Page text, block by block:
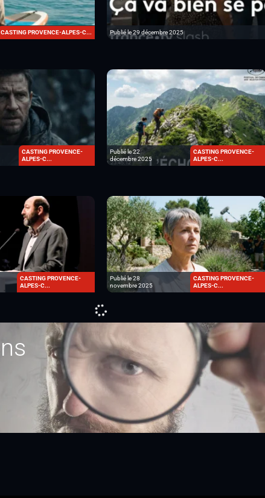
CASTING PROVENCE-ALPES-C... Publié le 29 décembre 2025
CASTING PROVENCE-
ALPES-C...
Publié le 22
décembre 2025
CASTING PROVENCE-
ALPES-C...
CASTING PROVENCE-
ALPES-C...
Publié le 28
novembre 2025
CASTING PROVENCE-
ALPES-C...